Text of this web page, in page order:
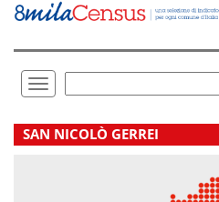
Vai
direttamente
Toggle
navigation
.
SAN NICOLÒ GERREI